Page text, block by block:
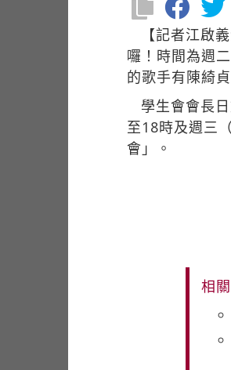
【記者江啟
囉！時間為週
的歌手有陳綺
學生會會長
至18時及週三
會」。
相